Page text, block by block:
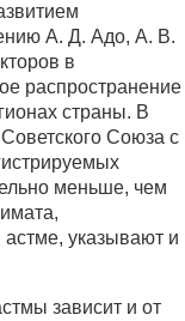
А. Д. Адо, А. В.
в
распространение
страны. В
Союза с
меньше, чем
указывают и
зависит и от